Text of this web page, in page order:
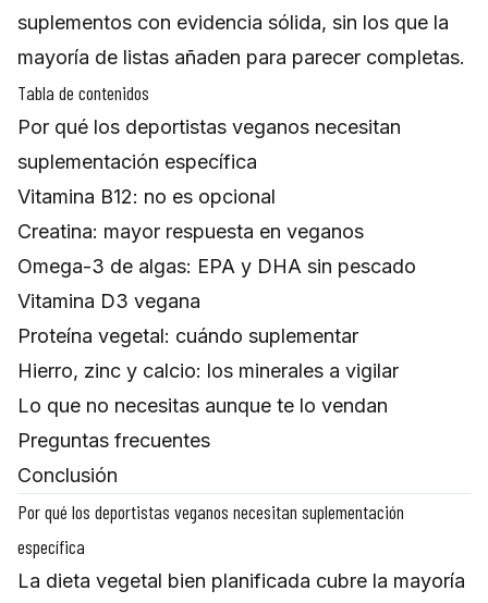
suplementos con evidencia sólida, sin los que la
mayoría de listas añaden para parecer completas.
Tabla de contenidos
Por qué los deportistas veganos necesitan
suplementación específica
Vitamina B12: no es opcional
Creatina: mayor respuesta en veganos
Omega-3 de algas: EPA y DHA sin pescado
Vitamina D3 vegana
Proteína vegetal: cuándo suplementar
Hierro, zinc y calcio: los minerales a vigilar
Lo que no necesitas aunque te lo vendan
Preguntas frecuentes
Conclusión
Por qué los deportistas veganos necesitan suplementación
específica
La dieta vegetal bien planificada cubre la mayoría